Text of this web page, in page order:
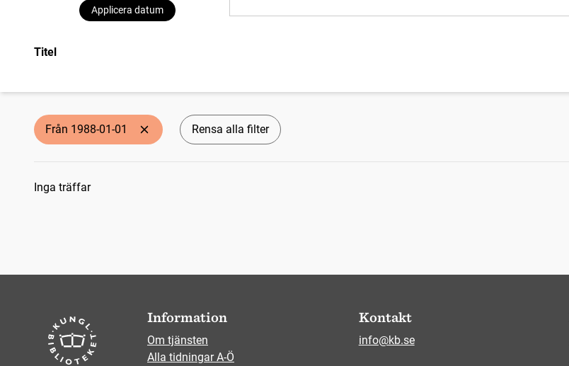
Applicera datum
Titel
Från 1988-01-01 Rensa alla filter
Sökresultat
Inga träffar
Information
Om tjänsten
Alla tidningar A-Ö
Kontakt
info@kb.se